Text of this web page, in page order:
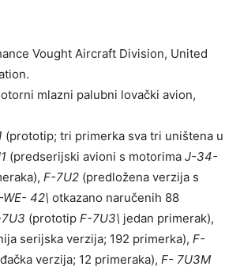
Vought Aircraft Division, United
mlazni palubni lovački avion,
(prototip; tri primerka sva tri uništena u
(predserijski avioni s motorima J-34-
F-7U2 (predložena verzija s
42\ otkazano naručenih 88
(prototip F-7U3\ jedan primerak),
serijska verzija; 192 primerka), F-
verzija; 12 primeraka), F- 7U3M